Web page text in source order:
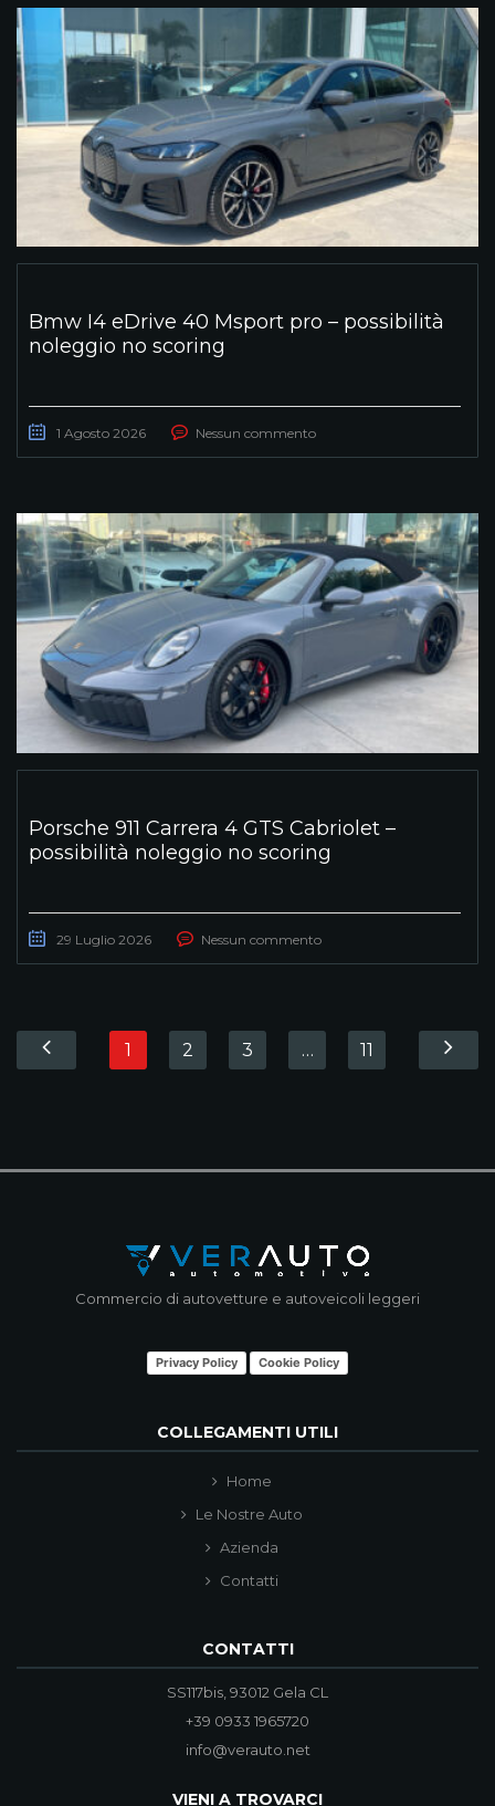
Bmw I4 eDrive 40 Msport pro – possibilità
noleggio no scoring
1 Agosto 2026 Nessun commento
Porsche 911 Carrera 4 GTS Cabriolet –
possibilità noleggio no scoring
29 Luglio 2026 Nessun commento
1 2 3 … 11
Commercio di autovetture e autoveicoli leggeri
Privacy Policy Cookie Policy
COLLEGAMENTI UTILI
Home
Le Nostre Auto
Azienda
Contatti
CONTATTI
SS117bis, 93012 Gela CL
+39 0933 1965720
info@verauto.net
VIENI A TROVARCI